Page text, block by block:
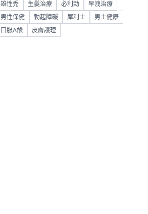
雄性禿 生髮治療 必利勁 早洩治療
男性保健 勃起障礙 犀利士 男士健康
口服A酸 皮膚護理